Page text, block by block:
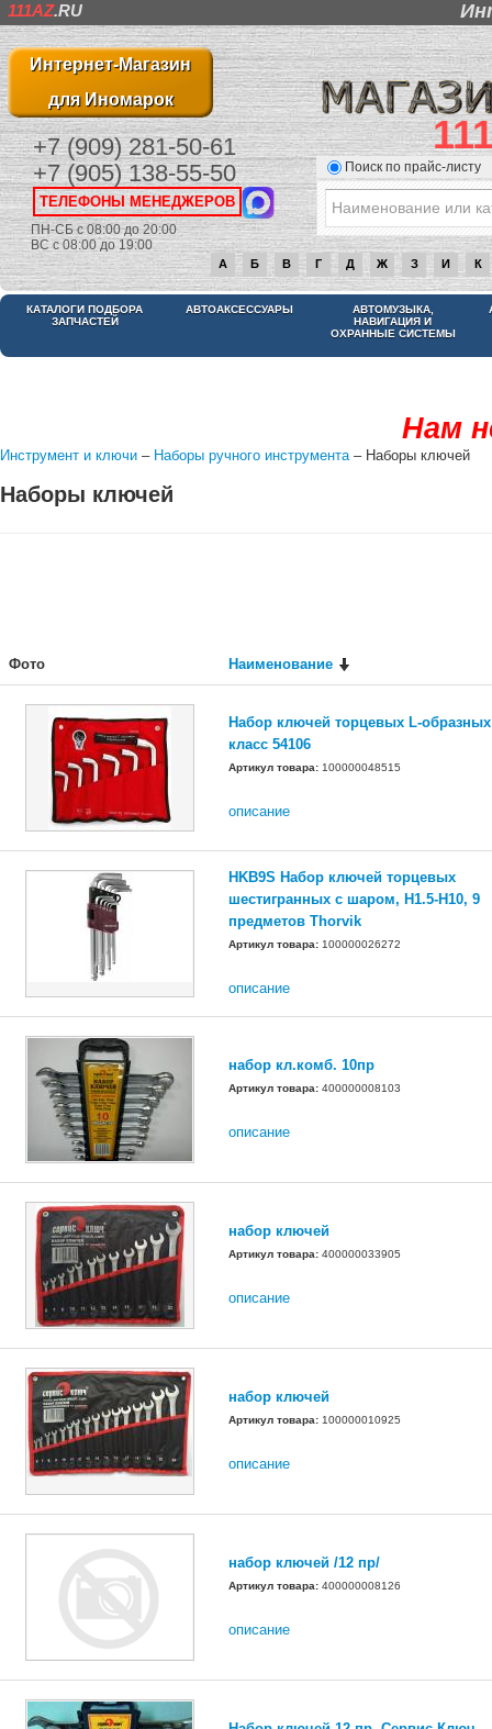
111AZ.RU
Интернет-Магазин
для Иномарок
+7 (909) 281-50-61
+7 (905) 138-55-50
ТЕЛЕФОНЫ МЕНЕДЖЕРОВ
ПН-СБ с 08:00 до 20:00
ВС с 08:00 до 19:00
Поиск по прайс-листу
А Б В Г Д Ж З И К
КАТАЛОГИ ПОДБОРА
ЗАПЧАСТЕЙ
АВТОАКСЕССУАРЫ
АВТОМУЗЫКА,
НАВИГАЦИЯ И
ОХРАННЫЕ СИСТЕМЫ
Нам
Инструмент и ключи – Наборы ручного инструмента– Наборы ключей
Наборы ключей
Фото Наименование
Набор ключей торцевых L-образных
класс 54106
Артикул товара: 100000048515
описание
HKB9S Набор ключей торцевых
шестигранных с шаром, H1.5-H10, 9
предметов Thorvik
Артикул товара: 100000026272
описание
набор кл.комб. 10пр
Артикул товара: 400000008103
описание
набор ключей
Артикул товара: 400000033905
описание
набор ключей
Артикул товара: 100000010925
описание
набор ключей /12 пр/
Артикул товара: 400000008126
описание